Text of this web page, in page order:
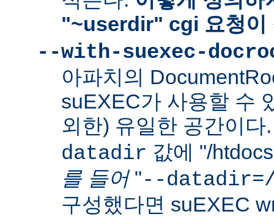
"~userdir" cgi 요청이
--with-suexec-
아파치의
suEXEC가 사용할 수
외한) 유일한 공간이
datadir 값에 "/
를 들어"--datadir=/
구성했다면 suEXEC